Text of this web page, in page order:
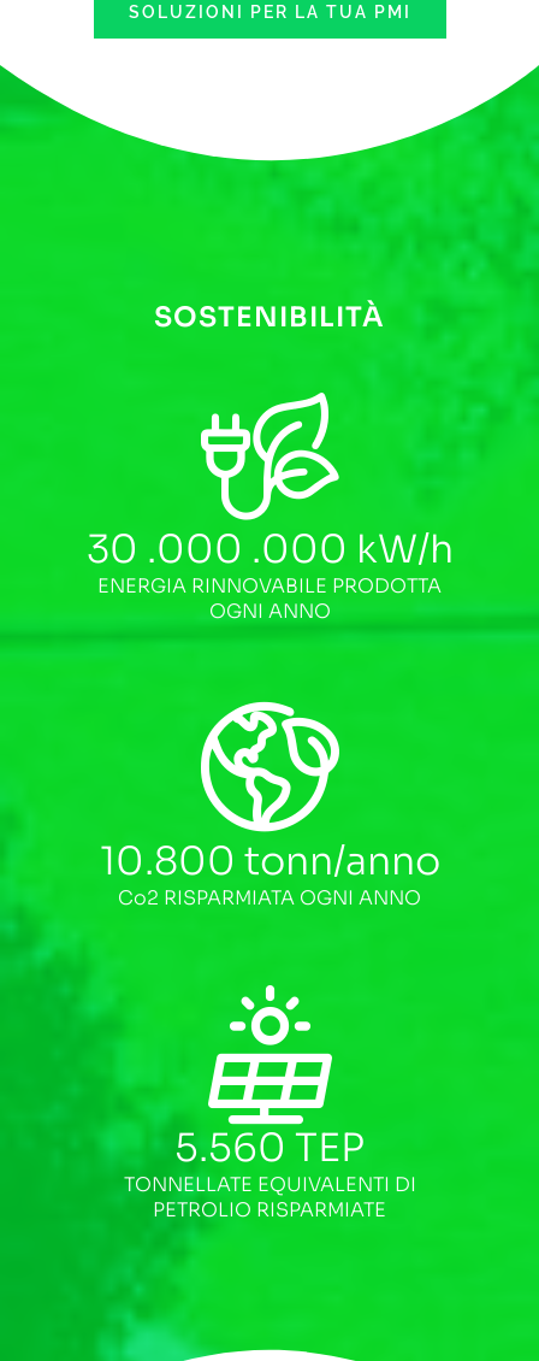
SOLUZIONI PER LA TUA PMI
SOSTENIBILITÀ
30 .000 .000 kW/h
ENERGIA RINNOVABILE PRODOTTA
OGNI ANNO
10.800 tonn/anno
Co2 RISPARMIATA OGNI ANNO
5.560 TEP
TONNELLATE EQUIVALENTI DI
PETROLIO RISPARMIATE